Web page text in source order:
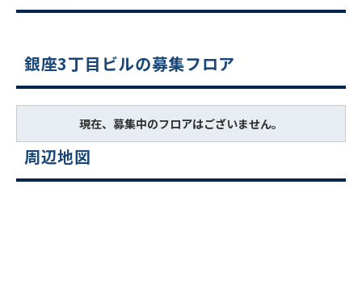
銀座3丁目ビルの募集フロア
現在、募集中のフロアはございません。
周辺地図